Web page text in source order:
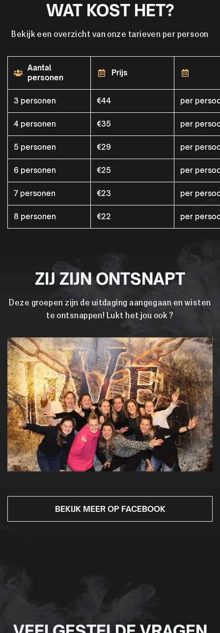
WAT KOST HET?
Bekijk een overzicht van onze tarieven per persoon
Aantal
personen
Prijs
3 personen €44 per
4 personen €35 per
5 personen €29 per
6 personen €25 per
7 personen €23 per
8 personen €22 per
ZIJ ZIJN ONTSNAPT
Deze groepen zijn de uitdaging aangegaan en wisten
te ontsnappen! Lukt het jou ook ?
BEKIJK MEER OP FACEBOOK